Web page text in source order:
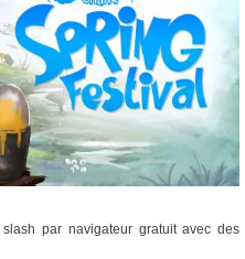
par navigateur gratuit avec des